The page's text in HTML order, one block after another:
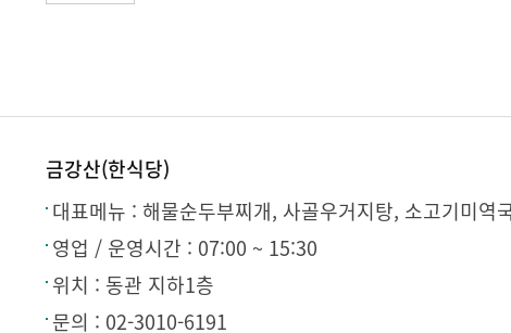
금강산(한식당)
대표메뉴 : 해물순두부찌개, 사골우거지탕, 소고기미역
영업 / 운영시간 : 07:00 ~ 15:30
위치 : 동관 지하1층
문의 : 02-3010-6191